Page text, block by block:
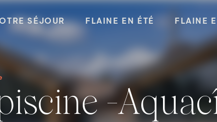
SÉJOUR FLAINE EN ÉTÉ FLAINE
piscine -